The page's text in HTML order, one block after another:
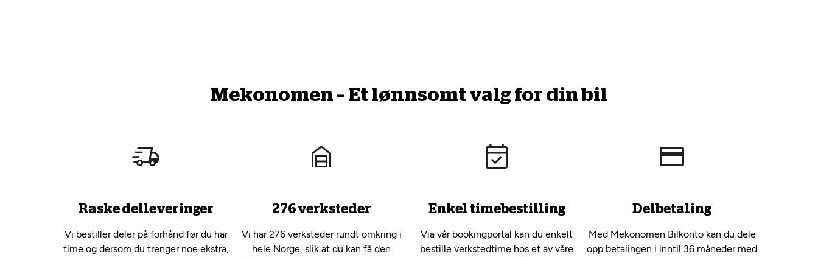
Mekonomen – Et lønnsomt valg for din bil
Raske delleveringer
Vi bestiller deler på forhånd før du har
time og dersom du trenger noe ekstra,
276 verksteder
Vi har 276 verksteder rundt omkring i
hele Norge, slik at du kan få den
Enkel timebestilling
Via vår bookingportal kan du enkelt
bestille verkstedtime hos et av våre
Delbetaling
Med Mekonomen Bilkonto kan du dele
opp betalingen i inntil 36 måneder med